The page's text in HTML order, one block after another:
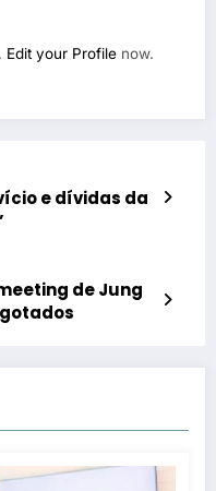
Edit your Profile now.
e dívidas da
de Jung